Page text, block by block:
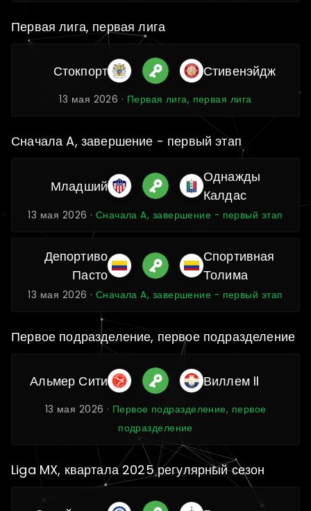
Первая лига, первая лига
Стокпорт Стивенэйдж
13 мая 2026 · Первая лига, первая лига
Сначала A, завершение - первый этап
Младший
Однажды
Калдас
13 мая 2026 · Сначала A, завершение - первый этап
Депортиво
Пасто
Спортивная
Толима
13 мая 2026 · Сначала A, завершение - первый этап
Первое подразделение, первое подразделение
Альмер Сити Виллем II
13 мая 2026 · Первое подразделение, первое
подразделение
Liga MX, квартала 2025 регулярный сезон